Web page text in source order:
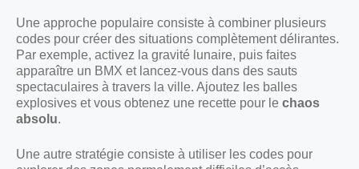
Une approche populaire consiste à combiner plusieurs
codes pour créer des situations complètement délirantes.
Par exemple, activez la gravité lunaire, puis faites
apparaître un BMX et lancez-vous dans des sauts
spectaculaires à travers la ville. Ajoutez les balles
explosives et vous obtenez une recette pour le chaos
absolu.
Une autre stratégie consiste à utiliser les codes pour